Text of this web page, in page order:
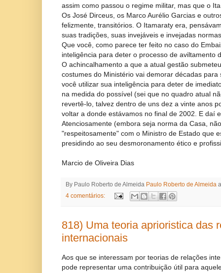
assim como passou o regime militar, mas que o
Os José Dirceus, os Marco Aurélio Garcias e
felizmente, transitórios. O Itamaraty era,
suas tradições, suas invejáveis e invejadas
Que você, como parece ter feito no caso do
inteligência para deter o processo de aviltamento
O achincalhamento a que a atual gestão
costumes do Ministério vai demorar décadas
você utilizar sua inteligência para deter de
na medida do possível (sei que no quadro atual
revertê-lo, talvez dentro de uns dez a vinte anos
voltar a donde estávamos no final de 2002. E daí
Atenciosamente (embora seja norma da Casa,
"respeitosamente" com o Ministro de Estado que
presidindo ao seu desmoronamento ético e
Marcio de Oliveira Dias
By Paulo Roberto de Almeida Paulo Roberto de Almeida
4 comentários:
818) Uma teoria aprioristica das
internacionais
Aos que se interessam por teorias de relações
pode representar uma contribuição útil para